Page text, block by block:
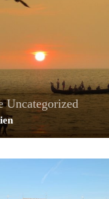
Uncategorized